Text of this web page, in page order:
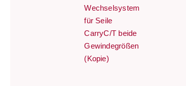
Wechselsystem
für Seile
CarryC/T beide
Gewindegrößen
(Kopie)